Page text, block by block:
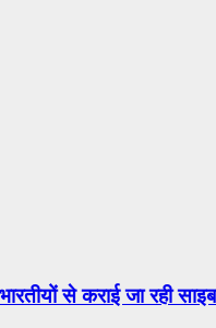
से कराई जा रही